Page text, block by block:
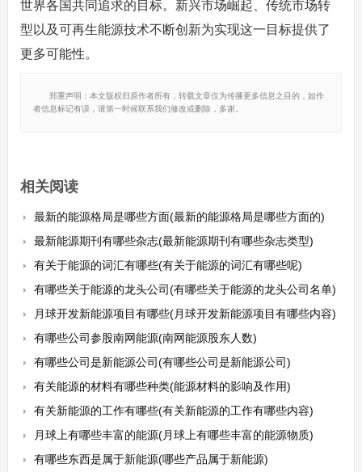
世界各国共同追求的目标。新兴市场崛起、传统市场转
型以及可再生能源技术不断创新为实现这一目标提供了
更多可能性。
郑重声明：本文版权归原作者所有，转载文章仅为传播更多信息之目的，如作
者信息标记有误，请第一时候联系我们修改或删除，多谢。
相关阅读
最新的能源格局是哪些方面(最新的能源格局是哪些方面的)
最新能源期刊有哪些杂志(最新能源期刊有哪些杂志类型)
有关于能源的词汇有哪些(有关于能源的词汇有哪些呢)
有哪些关于能源的龙头公司(有哪些关于能源的龙头公司名单)
月球开发新能源项目有哪些(月球开发新能源项目有哪些内容)
有哪些公司参股南网能源(南网能源股东人数)
有哪些公司是新能源公司(有哪些公司是新能源公司)
有关能源的材料有哪些种类(能源材料的影响及作用)
有关新能源的工作有哪些(有关新能源的工作有哪些内容)
月球上有哪些丰富的能源(月球上有哪些丰富的能源物质)
有哪些东西是属于新能源(哪些产品属于新能源)